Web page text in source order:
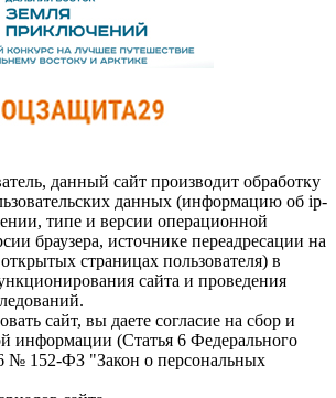
данный сайт производит обработку
данных (информацию об ip-
типе и версии операционной
браузера, источнике переадресации на
страницах пользователя) в
сайта и проведения
сайт, вы даете согласие на сбор и
информации (Статья 6 Федерального
№ 152-ФЗ "Закон о персональных